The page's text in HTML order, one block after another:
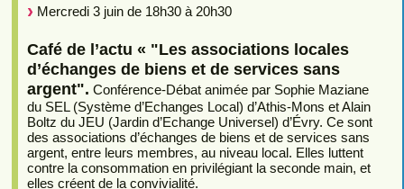
Mercredi 3 juin de 18h30 à 20h30
Café de l’actu « "Les associations locales
d’échanges de biens et de services sans
argent". Conférence-Débat animée par Sophie Maziane
du SEL (Système d’Echanges Local) d’Athis-Mons et Alain
Boltz du JEU (Jardin d’Echange Universel) d’Évry. Ce sont
des associations d’échanges de biens et de services sans
argent, entre leurs membres, au niveau local. Elles luttent
contre la consommation en privilégiant la seconde main, et
elles créent de la convivialité.